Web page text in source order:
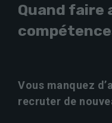
Quand faire
Vous manquez
recruter de